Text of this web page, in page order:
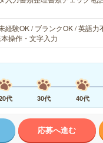
経験OK / ブランクOK / 英語力
操作・文字入力
代
30代 40代
応募へ進む